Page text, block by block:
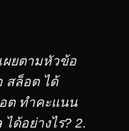
ผยตามหัวข้อ
สล็อต ได้
ต ทำคะแนน
ด้อย่างไร? 2.